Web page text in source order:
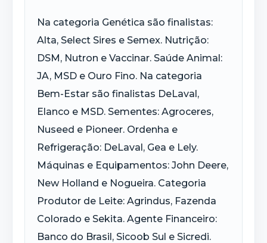
Na categoria Genética são finalistas:
Alta, Select Sires e Semex. Nutrição:
DSM, Nutron e Vaccinar. Saúde Animal:
JA, MSD e Ouro Fino. Na categoria
Bem-Estar são finalistas DeLaval,
Elanco e MSD. Sementes: Agroceres,
Nuseed e Pioneer. Ordenha e
Refrigeração: DeLaval, Gea e Lely.
Máquinas e Equipamentos: John Deere,
New Holland e Nogueira. Categoria
Produtor de Leite: Agrindus, Fazenda
Colorado e Sekita. Agente Financeiro:
Banco do Brasil, Sicoob Sul e Sicredi.